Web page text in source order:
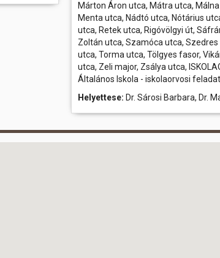
Márton Áron utca, Mátra utca,
Menta utca, Nádtó utca, Nótárius
utca, Retek utca, Rigóvölgyi út,
Zoltán utca, Szamóca utca,
utca, Torma utca, Tölgyes fasor,
utca, Zeli major, Zsálya utca,
Általános Iskola - iskolaorvosi
Helyettese: Dr. Sárosi Barbara, Dr.